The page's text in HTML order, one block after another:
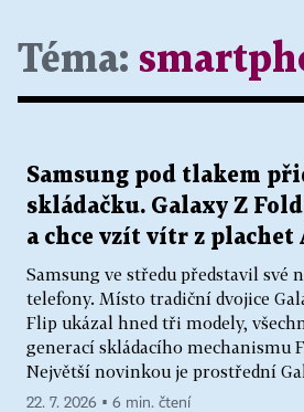
Téma:
Samsung pod tlakem
skládačku. Galaxy Z
a chce vzít vítr z plachet
Samsung ve středu představil své
telefony. Místo tradiční dvojice
Flip ukázal hned tři modely,
generací skládacího mechanismu
Největší novinkou je prostřední
22. 7. 2026 ▪ 6 min. čtení